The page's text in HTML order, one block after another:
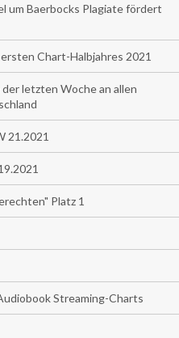
um Baerbocks Plagiate fördert
Chart-Halbjahres 2021
letzten Woche an allen
21.2021
Platz 1
Streaming-Charts